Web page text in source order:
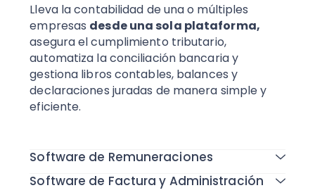
Lleva la contabilidad de una o múltiples
empresas desde una sola plataforma,
asegura el cumplimiento tributario,
automatiza la conciliación bancaria y
gestiona libros contables, balances y
declaraciones juradas de manera simple y
eficiente.
Software de Remuneraciones
Software de Factura y Administración